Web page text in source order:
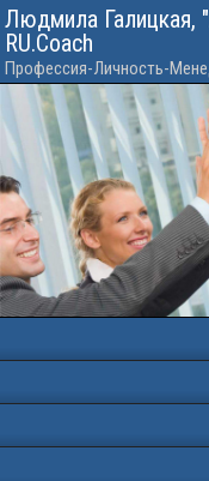
Людмила
RU.Coach
Профессия-Личность-